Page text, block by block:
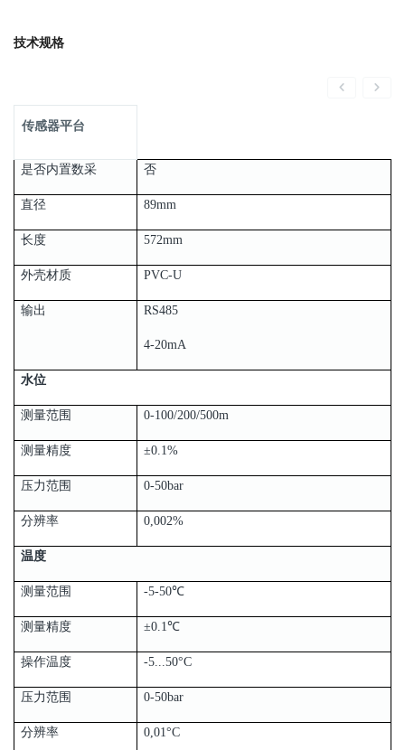
技术规格
传感器平台
是否内置数采 否
直径 89mm
长度 572mm
外壳材质 PVC-U
输出 RS485
4-20mA
水位
测量范围 0-100/200/500m
测量精度 ±0.1%
压力范围 0-50bar
分辨率 0,002%
温度
测量范围 -5-50℃
测量精度 ±0.1℃
操作温度 -5...50°C
压力范围 0-50bar
分辨率 0,01°C